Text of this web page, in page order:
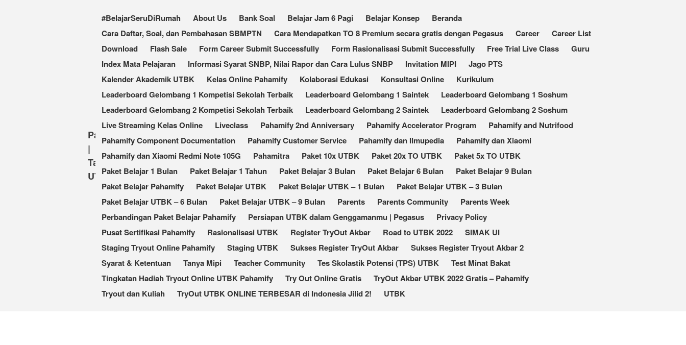
Pahamify
|
Taklukkan
UTBK
#BelajarSeruDiRumah About Us Bank Soal Belajar Jam 6 Pagi Belajar Konsep
Beranda
Cara Daftar, Soal, dan Pembahasan SBMPTN
Cara Mendapatkan TO 8 Premium secara gratis dengan Pegasus Career
Career List
Download
Flash Sale Form Career Submit Successfully Form Rasionalisasi Submit Successfully Free Trial Live Class
Guru
Index Mata Pelajaran
Informasi Syarat SNBP, Nilai Rapor dan Cara Lulus SNBP Invitation MIPI
Jago PTS
Kalender Akademik UTBK
Kelas Online Pahamify Kolaborasi Edukasi Konsultasi Online
Kurikulum
Leaderboard Gelombang 1 Kompetisi Sekolah Terbaik​
Leaderboard Gelombang 1 Saintek
Leaderboard Gelombang 1 Soshum
Leaderboard Gelombang 2 Kompetisi Sekolah Terbaik
Leaderboard Gelombang 2 Saintek
Leaderboard Gelombang 2 Soshum
Live Streaming Kelas Online
Liveclass Pahamify 2nd Anniversary Pahamify Accelerator Program
Pahamify and Nutrifood
Pahamify Component Documentation
Pahamify Customer Service Pahamify dan Ilmupedia
Pahamify dan Xiaomi
Pahamify dan Xiaomi Redmi Note 105G
Pahamitra Paket 10x UTBK Paket 20x TO UTBK
Paket 5x TO UTBK
Paket Belajar 1 Bulan
Paket Belajar 1 Tahun Paket Belajar 3 Bulan Paket Belajar 6 Bulan
Paket Belajar 9 Bulan
Paket Belajar Pahamify
Paket Belajar UTBK Paket Belajar UTBK – 1 Bulan
Paket Belajar UTBK – 3 Bulan
Paket Belajar UTBK – 6 Bulan
Paket Belajar UTBK – 9 Bulan Parents Parents Community
Parents Week
Perbandingan Paket Belajar Pahamify
Persiapan UTBK dalam Genggamanmu | Pegasus
Privacy Policy
Pusat Sertifikasi Pahamify
Rasionalisasi UTBK Register TryOut Akbar Road to UTBK 2022
SIMAK UI
Staging Tryout Online Pahamify
Staging UTBK Sukses Register TryOut Akbar
Sukses Register Tryout Akbar 2
Syarat & Ketentuan
Tanya Mipi Teacher Community Tes Skolastik Potensi (TPS) UTBK
Test Minat Bakat
Tingkatan Hadiah Tryout Online UTBK Pahamify
Try Out Online Gratis
TryOut Akbar UTBK 2022 Gratis – Pahamify
Tryout dan Kuliah
TryOut UTBK ONLINE TERBESAR di Indonesia Jilid 2! UTBK